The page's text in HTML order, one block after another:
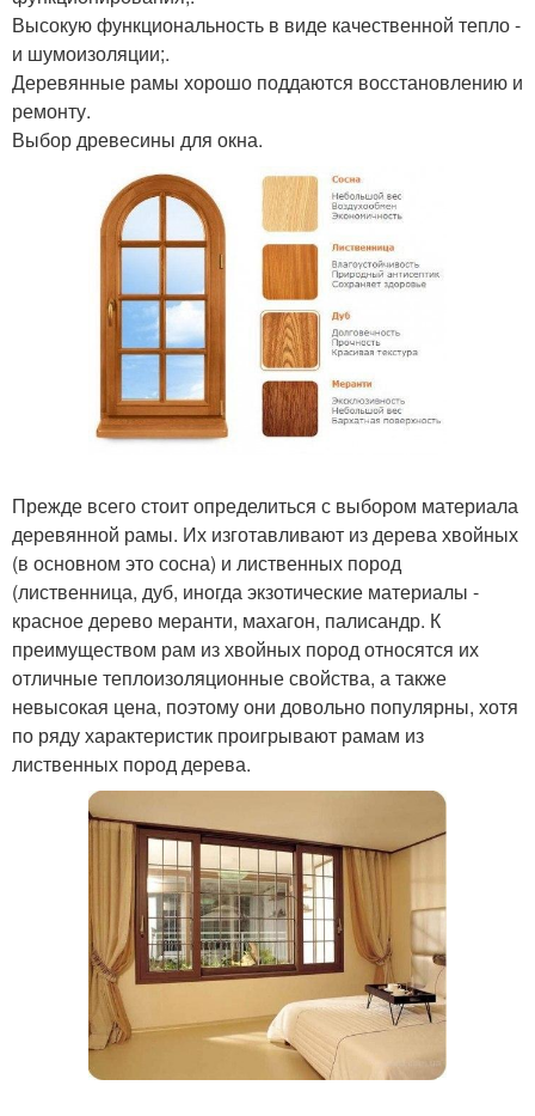
Высокую функциональность в виде качественной тепло -
и шумоизоляции;.
Деревянные рамы хорошо поддаются восстановлению и
ремонту.
Выбор древесины для окна.
Прежде всего стоит определиться с выбором материала
деревянной рамы. Их изготавливают из дерева хвойных
(в основном это сосна) и лиственных пород
(лиственница, дуб, иногда экзотические материалы -
красное дерево меранти, махагон, палисандр. К
преимуществом рам из хвойных пород относятся их
отличные теплоизоляционные свойства, а также
невысокая цена, поэтому они довольно популярны, хотя
по ряду характеристик проигрывают рамам из
лиственных пород дерева.